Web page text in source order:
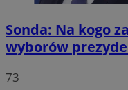
Sonda: Na kogo
wyborów
73